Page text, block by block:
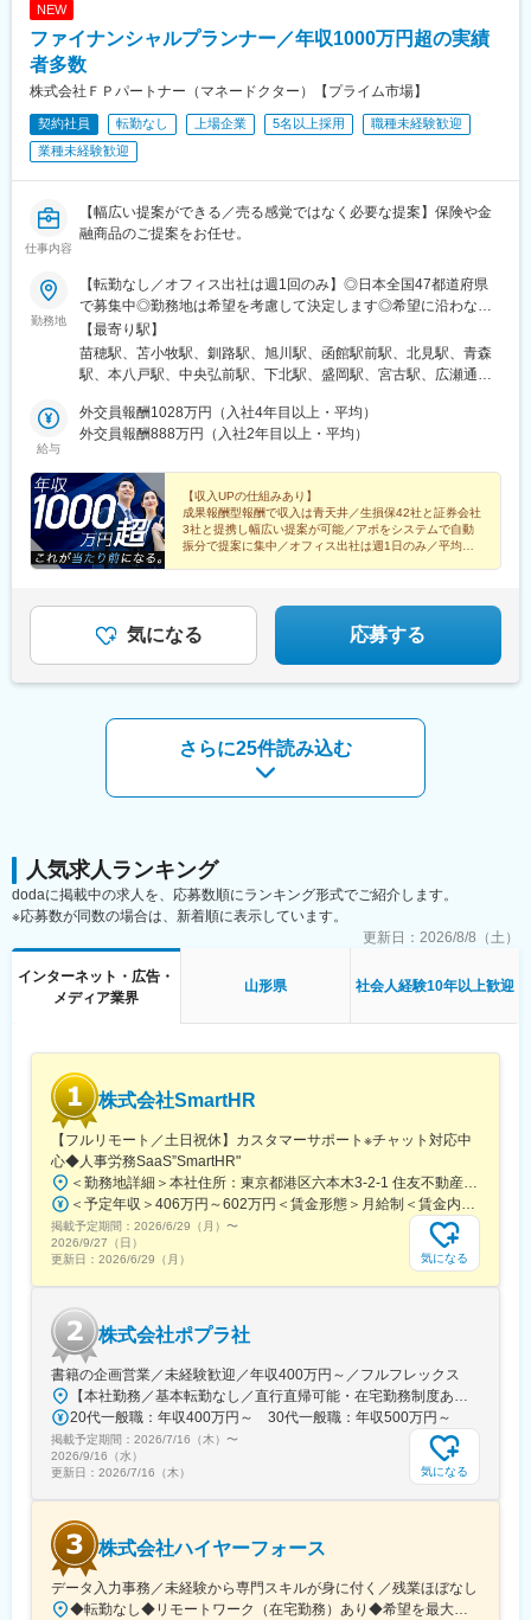
NEW
ファイナンシャルプランナー／年収1000万円超の実績
者多数
株式会社ＦＰパートナー（マネードクター）【プライム市場】
契約社員 転勤なし 上場企業 5名以上採用
職種未経験歓迎
業種未経験歓迎
仕事内容
【幅広い提案ができる／売る感覚ではなく必要な提案】保険や金
融商品のご提案をお任せ。
勤務地
【転勤なし／オフィス出社は週1回のみ】◎日本全国47都道府県
で募集中◎勤務地は希望を考慮して決定します◎希望に沿わない
転勤はありません＜本社＞■東京都台東区浅草橋1-1-8 FP浅草橋ビ
ル・JR中央・総武線『浅草橋駅』西口出口より徒歩約2分・都営
地下鉄浅草線『浅草橋駅』A2出口より徒歩約3分・JR総武線快速
禁煙）▼勤務地の詳細は以下をご確認ください
【最寄り駅】
苗穂駅、苫小牧駅、釧路駅、旭川駅、函館駅前駅、北見駅、青森
駅、本八戸駅、中央弘前駅、下北駅、盛岡駅、宮古駅、広瀬通
駅、南長井駅、さくらんぼ東根駅、郡山駅(福島県)、いわき駅、福
島駅(福島県)、小見川駅、つくば駅、偕楽園駅、東宿郷駅、小山
(埼玉県)、川越駅、御花畑駅、南浦和駅、東松山駅、深谷駅、葭川
公園駅、京成成田駅、海浜幕張駅、船橋駅、柏駅、水道橋駅、末
広町駅(東京都)、馬喰町駅、吉祥寺駅、町田駅、自由が丘駅、立川
駅、京王八王子駅、岩本町駅、日本大通り駅、伊勢佐木長者町
駅、藤沢駅、平塚駅、沼津駅、高島町駅、馬車道駅、みなとみら
前駅(長野県)、信濃荒井駅、電気ビル前駅、北鉄金沢駅、仁愛女子
高校駅、敦賀駅、西岐阜駅、高山駅、多治見駅、新静岡駅、富士
駅、第一通り駅、駅前駅、久屋大通駅、尾張一宮駅、津新町駅、
駅、手柄駅、新大宮駅、和歌山市駅、鳥取駅、松江駅、電鉄出雲
市駅、岡山駅前駅、銀山町駅、福山駅、袋町駅、新山口駅、徳山
駅、徳島駅、阿南駅、片原町駅(香川県)、松山市駅、丸亀駅、はり
まや橋駅、博多駅、小倉駅(福岡県)、東比恵駅、通谷駅、西鉄久留
米駅、佐賀駅、平和公園駅、佐世保中央駅、水道町駅、大分駅、
駅、駅東公園前駅、前橋駅、西武秩父駅、栄町駅(千葉県)、成田
駅、京成船橋駅、九段下駅、上野広小路駅、馬喰横山駅、九品仏
駅、立川北駅、八王子駅、神田駅(東京都)、石川町駅、関内駅、新
高島駅、大庭駅、新富町駅(富山県)、福井城址大名町駅、遠州病院
駅、駅前大通駅、栄町駅(愛知県)、あすなろう四日市駅、石場駅、
京都市役所前駅、心斎橋駅、東梅田駅、元町駅(兵庫県)、三宮・花
時計前駅、山陽姫路駅、岡山駅、稲荷町駅(広島県)、中電前駅、眉
駅、牧志駅、市役所前駅(北海道)、勾当台公園駅、宮城野通駅、宇
都宮駅東口駅、秩父駅、千葉中央駅、東海神駅、神保町駅、湯島
駅、小伝馬町駅、仲御徒町駅、奥沢駅、立川南駅、秋葉原駅、日
ノ出町駅、横浜駅、桜木町駅、桜橋駅(富山県)、福井駅、新浜松
駅、新豊橋駅、栄駅(愛知県)、大津駅、丸太町駅(京都市営)、四ツ
橋駅、大阪梅田駅(阪神線)、神戸三宮駅(阪急・神戸高速)、田町駅
(岡山県)、松川町駅、本通駅、瓦町駅、南堀端駅、デンテツターミ
ナルビル前駅、平和通駅、大橋駅(長崎県)、佐世保駅、九品寺交差
点駅、甲東中学校前駅、県庁前駅(沖縄県)
給与
外交員報酬1028万円（入社4年目以上・平均）
外交員報酬888万円（入社2年目以上・平均）
【収入UPの仕組みあり】
成果報酬型報酬で収入は青天井／生損保42社と証券会社
3社と提携し幅広い提案が可能／アポをシステムで自動
振分で提案に集中／オフィス出社は週1日のみ／平均外
気になる 応募する
さらに25件読み込む
人気求人ランキング
dodaに掲載中の求人を、応募数順にランキング形式でご紹介します。
※応募数が同数の場合は、新着順に表示しています。
更新日： 2026/8/8（土）
インターネット・広告・
メディア業界
山形県 社会人経験10年以上歓迎
株式会社SmartHR
【フルリモート／土日祝休】カスタマーサポート※チャット対応中
心◆人事労務SaaS”SmartHR"
掲載予定期間： 2026/6/29（月） 〜
2026/9/27（日）
更新日： 2026/6/29（月） 気になる
株式会社ポプラ社
書籍の企画営業／未経験歓迎／年収400万円～／フルフレックス
20代一般職：年収400万円～ 30代一般職：年収500万円～
掲載予定期間： 2026/7/16（木） 〜
2026/9/16（水）
更新日： 2026/7/16（木） 気になる
株式会社ハイヤーフォース
データ入力事務／未経験から専門スキルが身に付く／残業ほぼなし